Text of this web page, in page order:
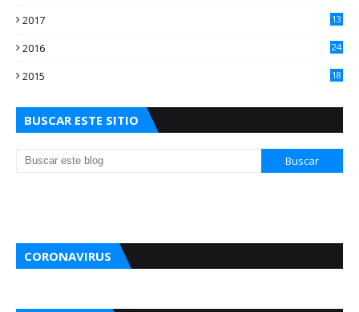
2017
13
2016
24
2015
18
BUSCAR ESTE SITIO
CORONAVIRUS